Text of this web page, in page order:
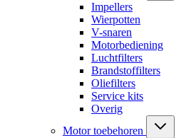
Impellers
Wierpotten
V-snaren
Motorbediening
Luchtfilters
Brandstoffilters
Oliefilters
Service kits
Overig
Motor toebehoren